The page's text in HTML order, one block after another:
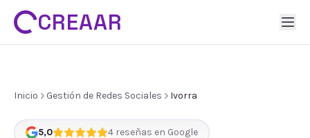
CREAAR
Inicio Gestión de Redes Sociales Ivorra
5,0 4 reseñas en Google